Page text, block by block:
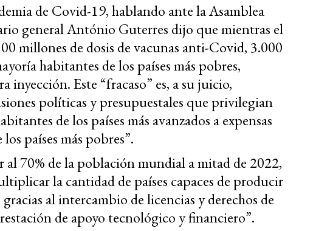
de Covid-19, hablando ante la Asamblea
general António Guterres dijo que mientras el
millones de dosis de vacunas anti-Covid, 3.000
habitantes de los países más pobres,
inyección. Este “fracaso” es, a su juicio,
políticas y presupuestales que privilegian
de los países más avanzados a expensas
países más pobres”.
al 70% de la población mundial a mitad de 2022,
la cantidad de países capaces de producir
al intercambio de licencias y derechos de
de apoyo tecnológico y financiero”.